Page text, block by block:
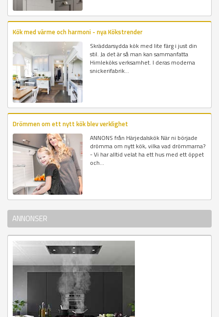
Kök med värme och harmoni - nya Kökstrender
Skräddarsydda kök med lite färg i just din
stil. Ja det är så man kan sammanfatta
Himleköks verksamhet. I deras moderna
snickerifabrik...
Drömmen om ett nytt kök blev verklighet
ANNONS från Härjedalskök När ni började
drömma om nytt kök, vilka vad drömmarna?
- Vi har alltid velat ha ett hus med ett öppet
och...
ANNONSER